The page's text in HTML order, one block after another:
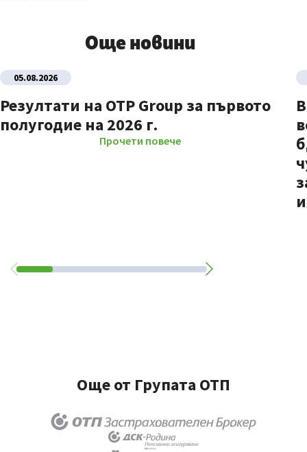
Още новини
05.08.2026
Резултати на OTP Group за първото
полугодие на 2026 г.
Прочети повече
Още от Групата ОТП